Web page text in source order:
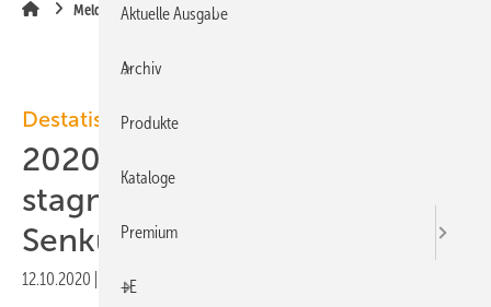
Meldungen
Destatis
2020-08: Baupreisindex
stagniert durch MwSt-
Senkung
12.10.2020 Druckvorschau
Aktuelle Ausgabe
Archiv
Produkte
Kataloge
Premium
+E